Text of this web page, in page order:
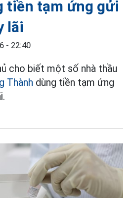
tiền tạm ứng gửi
lãi
- 22:40
cho biết một số nhà thầu
Thành dùng tiền tạm ứng